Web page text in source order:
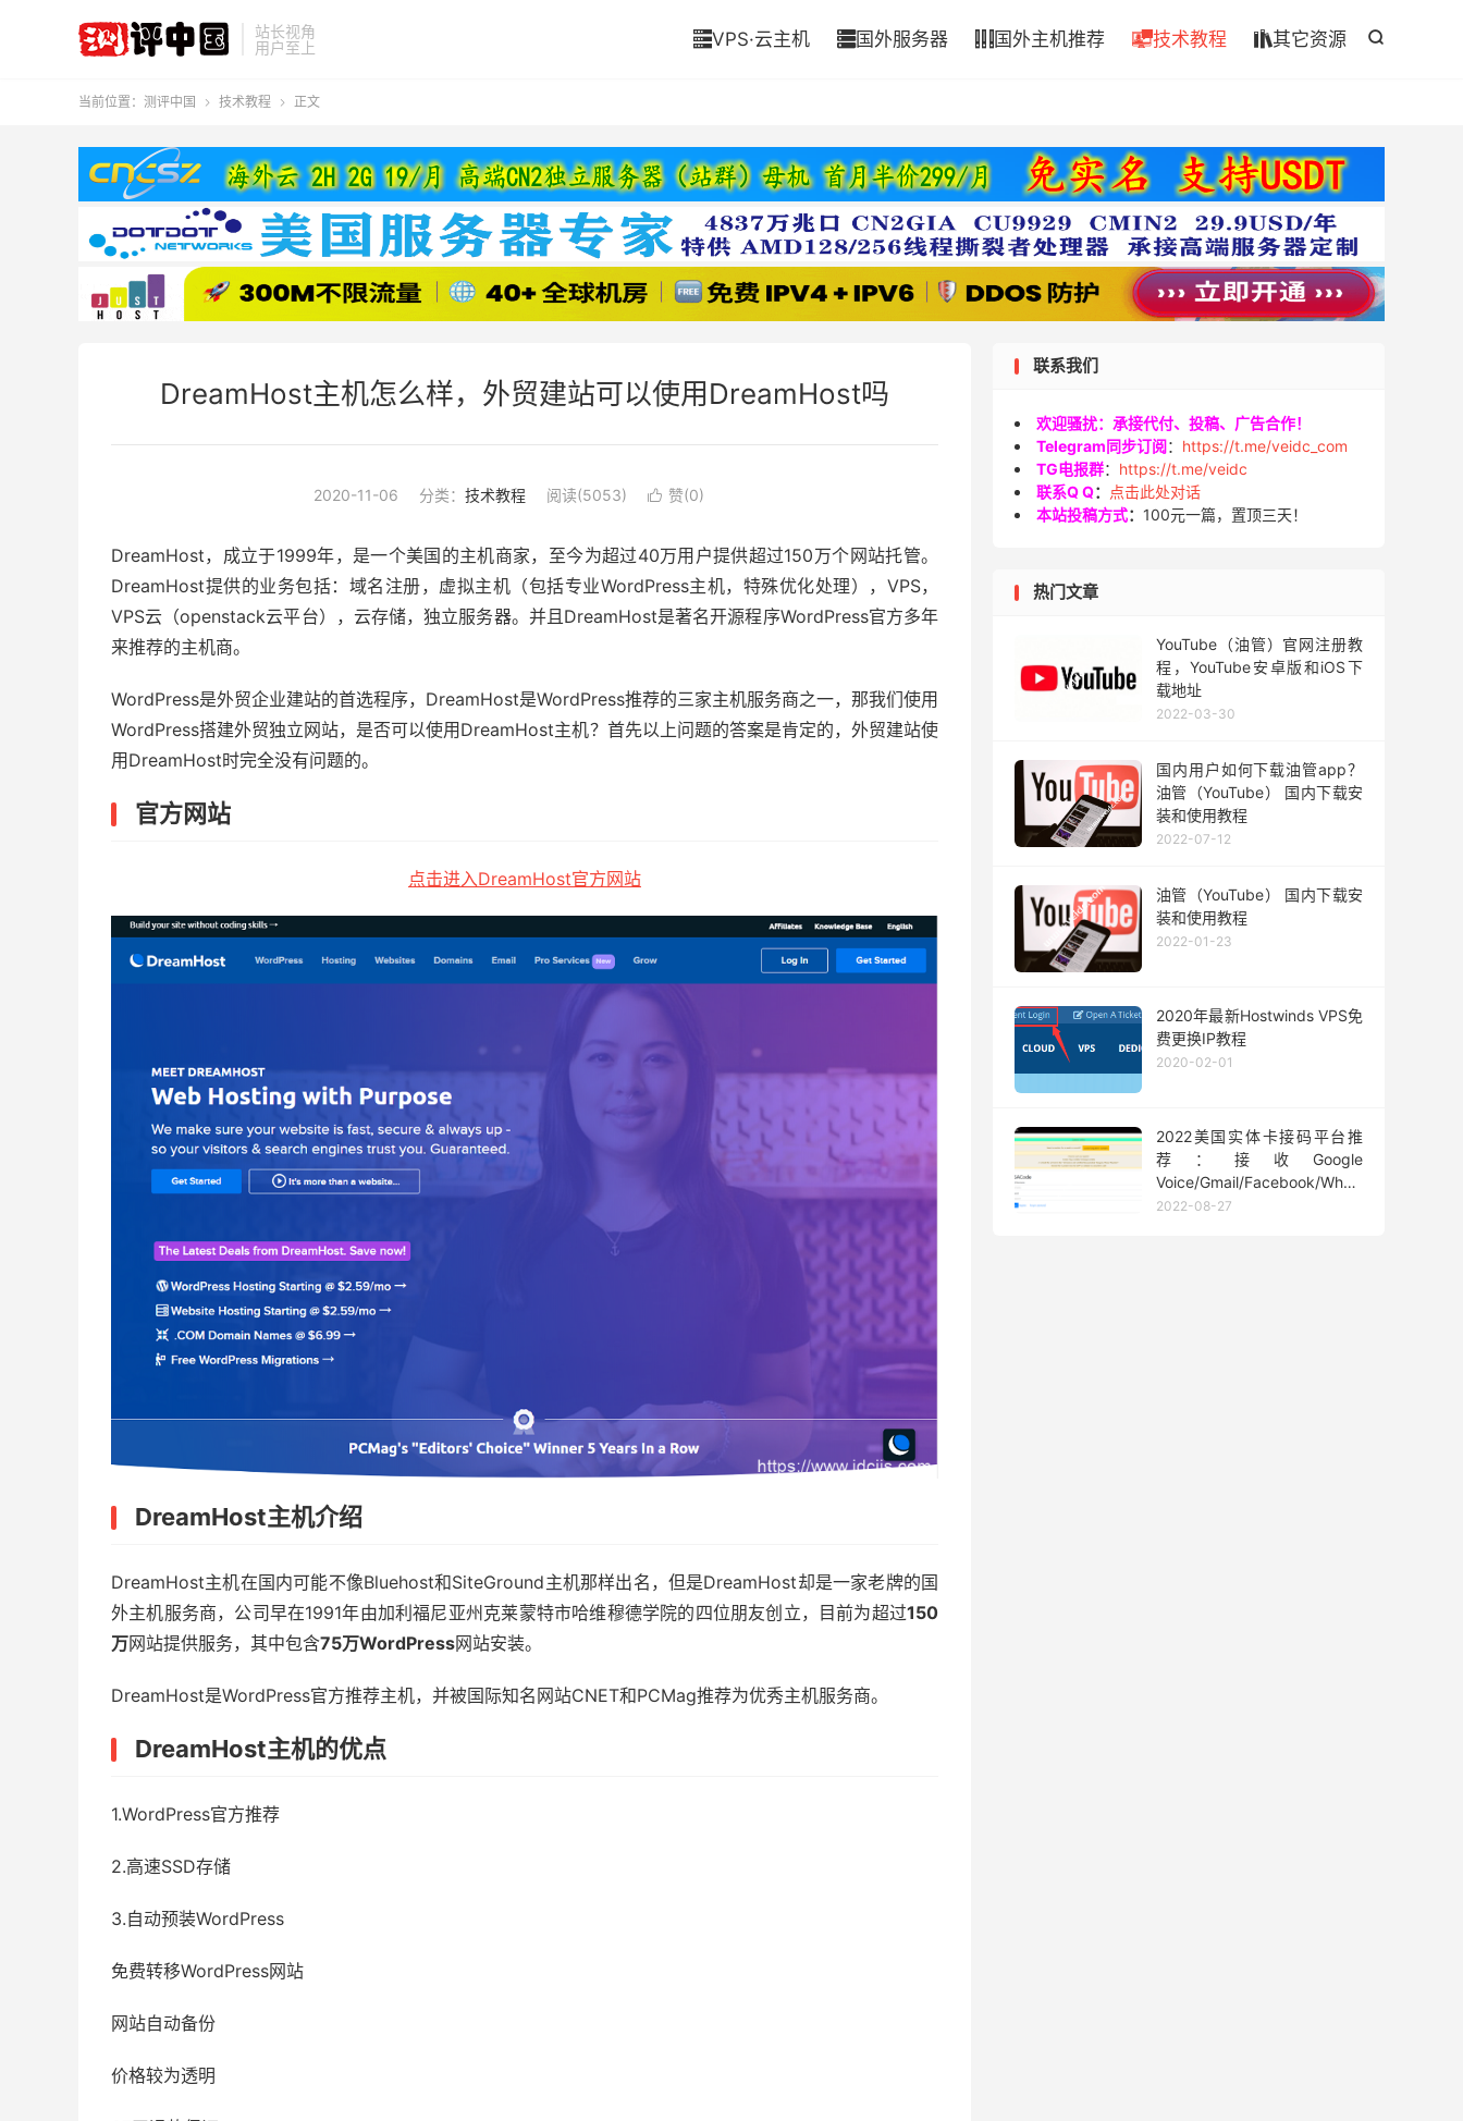
站长视角
用户至上

VPS·云主机 国外服务器  国外主机推荐 技术教程 其它资源
当前位置： 测评中国  技术教程  正文
DreamHost主机怎么样，外贸建站可以使用DreamHost吗
2020-11-06 分类： 技术教程 阅读(5053)  赞(0)
DreamHost，成立于1999年，是一个美国的主机商家，至今为超过40万用户提供超过150万个网站托管。
DreamHost提供的业务包括：域名注册，虚拟主机（包括专业WordPress主机，特殊优化处理），VPS，
VPS云（openstack云平台），云存储，独立服务器。并且DreamHost是著名开源程序WordPress官方多年
来推荐的主机商。
WordPress是外贸企业建站的首选程序，DreamHost是WordPress推荐的三家主机服务商之一，那我们使用
WordPress搭建外贸独立网站，是否可以使用DreamHost主机？首先以上问题的答案是肯定的，外贸建站使
用DreamHost时完全没有问题的。
官方网站
点击进入DreamHost官方网站
DreamHost主机介绍
DreamHost主机在国内可能不像Bluehost和SiteGround主机那样出名，但是DreamHost却是一家老牌的国
外主机服务商，公司早在1991年由加利福尼亚州克莱蒙特市哈维穆德学院的四位朋友创立，目前为超过150
万网站提供服务，其中包含75万WordPress网站安装。
DreamHost是WordPress官方推荐主机，并被国际知名网站CNET和PCMag推荐为优秀主机服务商。
DreamHost主机的优点
1.WordPress官方推荐
2.高速SSD存储
3.自动预装WordPress
免费转移WordPress网站
网站自动备份
价格较为透明
联系我们
欢迎骚扰：承接代付、投稿、广告合作！
Telegram同步订阅： https://t.me/veidc_com
TG电报群： https://t.me/veidc
联系Q Q：
点击此处对话
本站投稿方式： 100元一篇，置顶三天！
热门文章
YouTube（油管）官网注册教
程，YouTube安卓版和iOS下
载地址
2022-03-30
国内用户如何下载油管app？
油管（YouTube） 国内下载安
装和使用教程
2022-07-12
油管（YouTube） 国内下载安
装和使用教程
2022-01-23
2020年最新Hostwinds VPS免
费更换IP教程
2020-02-01
2022美国实体卡接码平台推
荐：接收Google
Voice/Gmail/Facebook/Whatsapp
等短信验证码
2022-08-27